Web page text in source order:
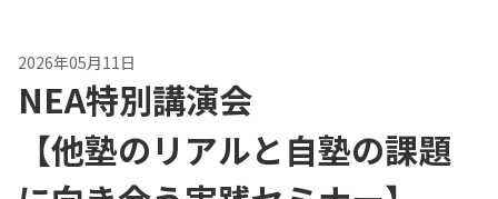
NEAとは
教育情報
2026年05月11日
NEA特別講演会
【他塾のリアルと自塾の課題